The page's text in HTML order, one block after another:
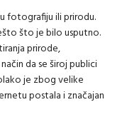
fotografiju ili prirodu.
što je bilo usputno.
prirode,
da se široj publici
je zbog velike
postala i značajan